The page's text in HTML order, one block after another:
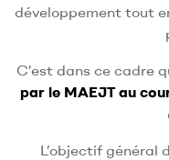
développement tout
C’est dans ce cadre
par le MAEJT au
L’objectif général